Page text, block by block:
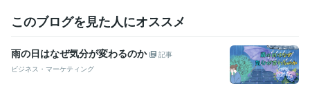
このブログを見た人にオススメ
雨の日はなぜ気分が変わるのか
記事
ビジネス・マーケティング